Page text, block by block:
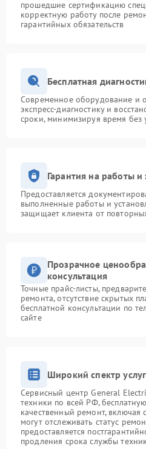
прошедшие сертификацию
корректную работу после
гарантийных обязательств
Бесплатная
Современное оборудование и
экспресс-диагностику и
сроки, минимизируя время без
Гарантия на работы и
Предоставляется
выполненные работы и
защищает клиента от
Прозрачное
консультация
Точные прайс-листы,
ремонта, отсутствие скрытых
бесплатной консультации по
сайте
Широкий спектр услуг
Сервисный центр General
техники по всей РФ,
качественный ремонт,
могут отслеживать статус
предоставляется
продления срока службы